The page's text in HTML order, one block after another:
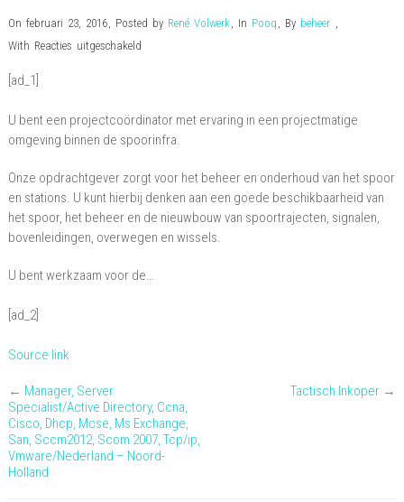
On februari 23, 2016, Posted by René Volwerk, In Pooq , By beheer ,
With Reacties uitgeschakeldvoor
Projectcoordinator
/
[ad_1]
U bent een projectcoördinator met ervaring in een projectmatige
omgeving binnen de spoorinfra.
Onze opdrachtgever zorgt voor het beheer en onderhoud van het spoor
en stations. U kunt hierbij denken aan een goede beschikbaarheid van
het spoor, het beheer en de nieuwbouw van spoortrajecten, signalen,
bovenleidingen, overwegen en wissels.
U bent werkzaam voor de…
[ad_2]
Source link
← Manager, Server
Specialist/Active Directory, Ccna,
Cisco, Dhcp, Mcse, Ms Exchange,
San, Sccm2012, Scom 2007, Tcp/ip,
Vmware/Nederland – Noord-
Holland
Tactisch Inkoper →